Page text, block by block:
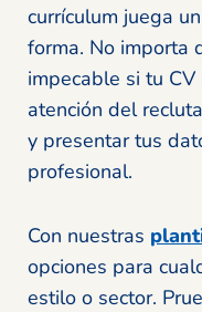
currículum juega
forma. No importa
impecable si tu
atención del
y presentar tus
profesional.
Con nuestras
opciones para
estilo o sector.